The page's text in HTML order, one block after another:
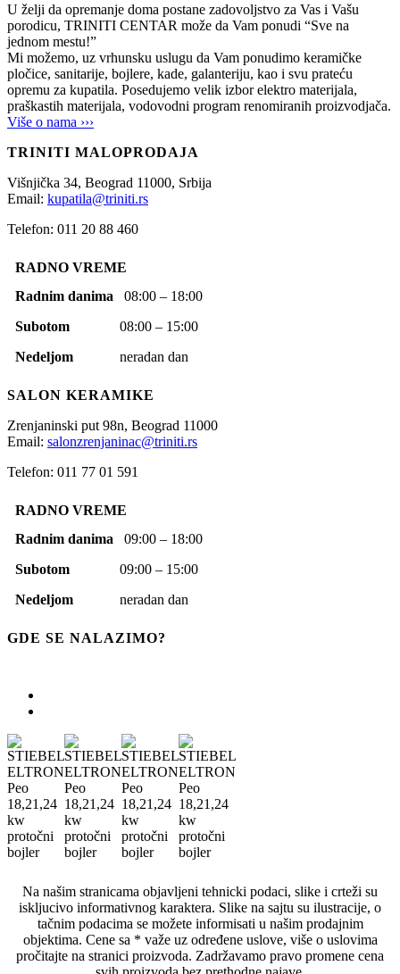
U želji da opremanje doma postane zadovoljstvo za Vas i Vašu
porodicu, TRINITI CENTAR može da Vam ponudi “Sve na
jednom mestu!”
Mi možemo, uz vrhunsku uslugu da Vam ponudimo keramičke
pločice, sanitarije, bojlere, kade, galanteriju, kao i svu prateću
opremu za kupatila. Posedujemo velik izbor elektro materijala,
praškastih materijala, vodovodni program renomiranih proizvodjača.
Više o nama ›››
TRINITI MALOPRODAJA
Višnjička 34, Beograd 11000, Srbija
Email: kupatila@triniti.rs
Telefon: 011 20 88 460
RADNO VREME
Radnim danima 08:00 – 18:00
Subotom 08:00 – 15:00
Nedeljom neradan dan
SALON KERAMIKE
Zrenjaninski put 98n, Beograd 11000
Email: salonzrenjaninac@triniti.rs
Telefon: 011 77 01 591
RADNO VREME
Radnim danima 09:00 – 18:00
Subotom 09:00 – 15:00
Nedeljom neradan dan
GDE SE NALAZIMO?
Na našim stranicama objavljeni tehnicki podaci, slike i crteži su
iskljucivo informativnog karaktera. Slike na sajtu su ilustracije, o
tačnim podacima se možete informisati u našim prodajnim
objektima. Cene sa * važe uz određene uslove, više o uslovima
pročitajte na stranici proizvoda. Zadržavamo pravo promene cena